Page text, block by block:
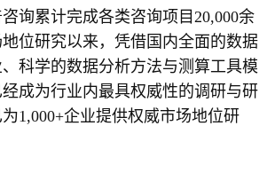
询累计完成各类咨询项目20,000余
位研究以来，凭借国内全面的数据
科学的数据分析方法与测算工具模
成为行业内最具权威性的调研与研
1,000+企业提供权威市场地位研